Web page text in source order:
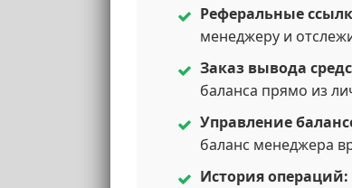
Реферальные
менеджеру и
Заказ вывода
баланса прямо из
Управление
баланс менеджера
История операций: